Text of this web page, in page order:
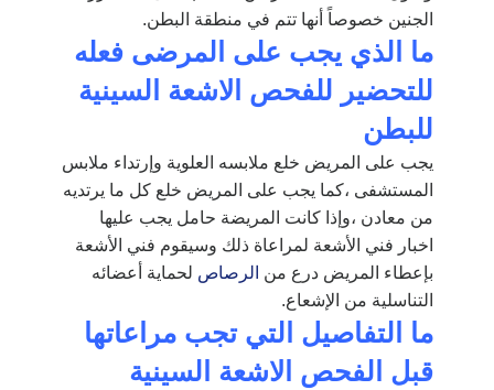
الجنين خصوصاً أنها تتم في منطقة البطن.
ما الذي يجب على المرضى فعله
للتحضير للفحص الاشعة السينية
للبطن
يجب على المريض خلع ملابسه العلوية وإرتداء ملابس
المستشفى ،كما يجب على المريض خلع كل ما يرتديه
من معادن ،وإذا كانت المريضة حامل يجب عليها
اخبار فني الأشعة لمراعاة ذلك وسيقوم فني الأشعة
بإعطاء المريض درع من الرصاص لحماية أعضائه
التناسلية من الإشعاع.
ما التفاصيل التي تجب مراعاتها
قبل الفحص الاشعة السينية